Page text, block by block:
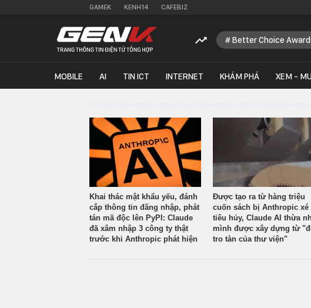
GAMEK KENH14 CAFEBIZ
Better Choice
MOBILE AI TIN ICT INTERNET KHÁM PHÁ XEM -
Khai thác mật khẩu yếu, đánh
cắp thông tin đăng nhập, phát
tán mã độc lên PyPI: Claude
đã xâm nhập 3 công ty thật
trước khi Anthropic phát hiện
Được tạo ra từ hàng triệu
cuốn sách bị Anthropic xé
tiêu hủy, Claude AI thừa
mình được xây dựng từ
tro tàn của thư viện"